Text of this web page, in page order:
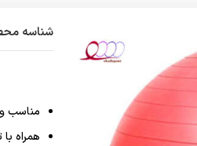
شناسه
مناسب
همراه